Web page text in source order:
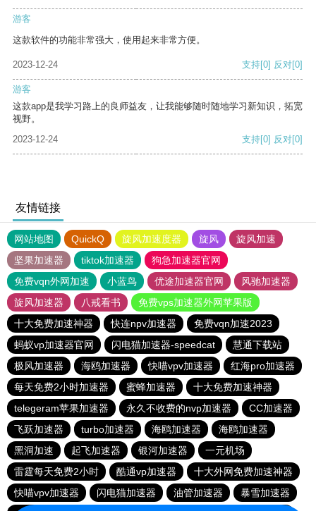
游客
这款软件的功能非常强大，使用起来非常方便。
2023-12-24 支持[0] 反对[0]
游客
这款app是我学习路上的良师益友，让我能够随时随地学习新知识，拓宽
视野。
2023-12-24
支持[0] 反对[0]
友情链接
网站地图 QuickQ 旋风加速度器 旋风
旋风加速
坚果加速器
tiktok加速器
狗急加速器官网
免费vqn外网加速
小蓝鸟 优途加速器官网
风驰加速器
旋风加速器
八戒看书
免费vps加速器外网苹果版
十大免费加速神器
快连npv加速器
免费vqn加速2023
蚂蚁vp加速器官网
闪电猫加速器-speedcat
慧通下载站
极风加速器
海鸥加速器 快喵vpv加速器
红海pro加速器
每天免费2小时加速器
蜜蜂加速器
十大免费加速神器
telegeram苹果加速器
永久不收费的nvp加速器
CC加速器
飞跃加速器
turbo加速器 海鸥加速器
海鸥加速器
黑洞加速
起飞加速器 银河加速器
一元机场
雷霆每天免费2小时
酷通vp加速器
十大外网免费加速神器
快喵vpv加速器
闪电猫加速器 油管加速器
暴雪加速器